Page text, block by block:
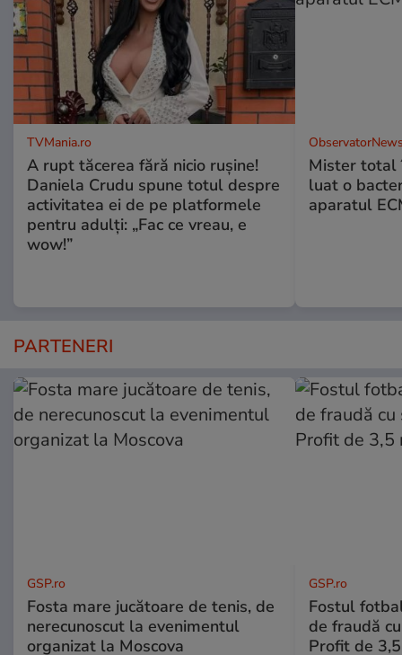
TVMania.ro
A rupt tăcerea fără nicio rușine!
Daniela Crudu spune totul despre
activitatea ei de pe platformele
pentru adulți: „Fac ce vreau, e
wow!”
Mister total
luat o
aparatul
PARTENERI
GSP.ro
Fosta mare jucătoare de tenis, de
nerecunoscut la evenimentul
organizat la Moscova
GSP.ro
Fostul
de fraudă
Profit de